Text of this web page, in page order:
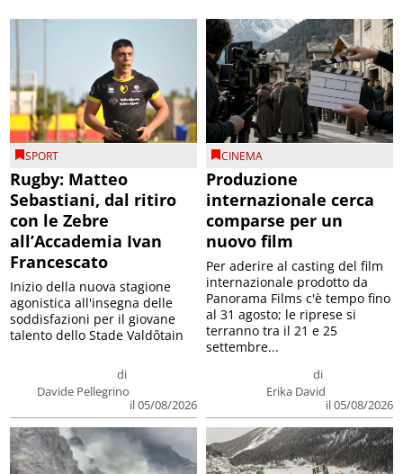
SPORT
Rugby: Matteo
Sebastiani, dal ritiro
con le Zebre
all’Accademia Ivan
Francescato
di
Davide Pellegrino
il 05/08/2026
Inizio della nuova stagione
agonistica all'insegna delle
soddisfazioni per il giovane
talento dello Stade Valdôtain
CINEMA
Produzione
internazionale cerca
comparse per un
nuovo film
di
Erika David
il 05/08/2026
Per aderire al casting del film
internazionale prodotto da
Panorama Films c'è tempo fino
al 31 agosto; le riprese si
terranno tra il 21 e 25
settembre...